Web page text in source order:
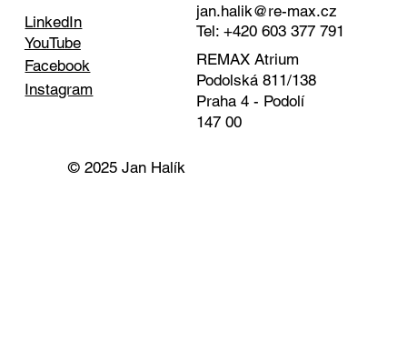
LinkedIn
Facebook
YouTube
Instagram
jan.halik@re-max.cz
Tel: +420 603 377 791
REMAX Atrium
Podolská 811/138
Praha 4 - Podolí
147 00
© 2025 Jan Halík